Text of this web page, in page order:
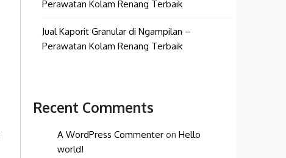
Perawatan Kolam Renang Terbaik
Jual Kaporit Granular di Ngampilan –
Perawatan Kolam Renang Terbaik
Recent Comments
A WordPress Commenter on Hello
world!